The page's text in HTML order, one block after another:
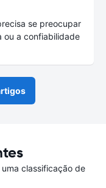
se preocupar
ou a confiabilidade
classificação de